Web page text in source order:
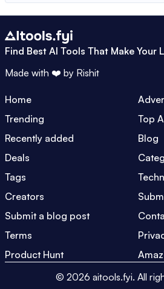
Find Best AI Tools That Make Your
Made with ❤️ by Rishit
Home
Trending
Top
Recently added
Blog
Deals
Tags
Creators
Submit a blog post
Terms
Product Hunt
© 2026 aitools.fyi. All